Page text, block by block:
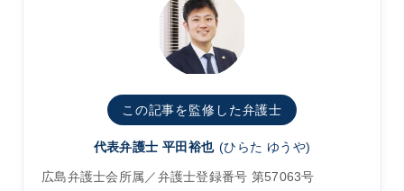
この記事を監修した弁護士
代表弁護士 平田裕也 (ひらた ゆうや)
広島弁護士会所属／弁護士登録番号 第57063号